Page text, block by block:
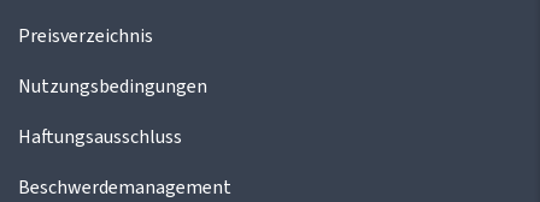
Preisverzeichnis
Nutzungsbedingungen
Haftungsausschluss
Beschwerdemanagement